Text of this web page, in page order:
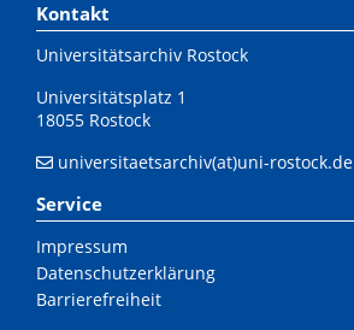
Kontakt
Universitätsarchiv Rostock
Universitätsplatz 1
18055 Rostock
universitaetsarchiv(at)uni-rostock.de
Service
Impressum
Datenschutzerklärung
Barrierefreiheit